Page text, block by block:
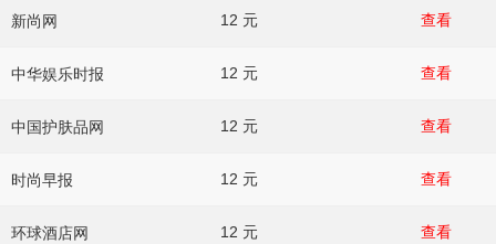
新尚网 12 元 查看
中华娱乐时报 12 元 查看
中国护肤品网 12 元 查看
时尚早报 12 元 查看
环球酒店网 12 元 查看